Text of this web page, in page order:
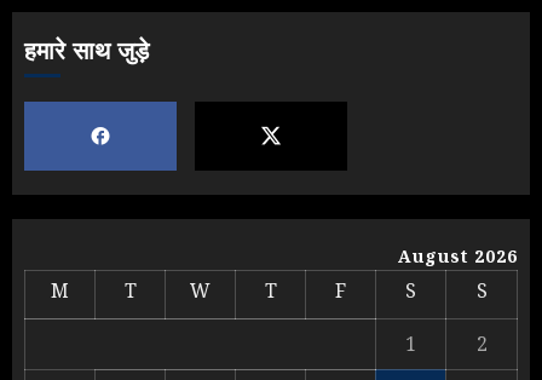
1
उड़ाए करोड़ों, टूट गया मोदी का रिकॉर्ड !
AUGUST 6, 2026
हमारे साथ जुड़े
August 2026
M T W T F S
S
1
2